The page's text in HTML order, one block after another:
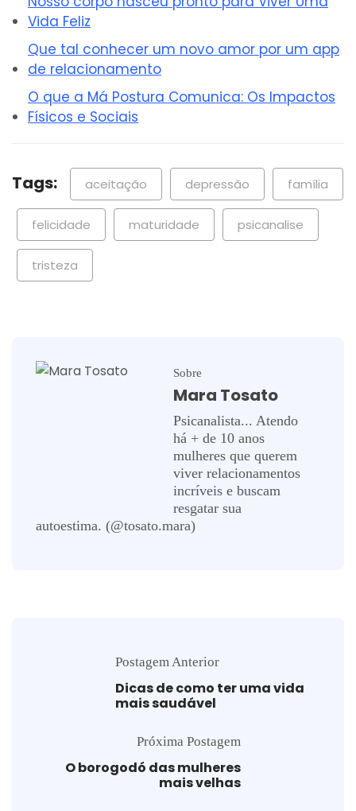
Vida Feliz
Que tal conhecer um novo amor por um app
de relacionamento
O que a Má Postura Comunica: Os Impactos
Físicos e Sociais
Tags: aceitação depressão família
felicidade maturidade psicanalise
tristeza
Sobre
Mara Tosato
Psicanalista... Atendo
há + de 10 anos
mulheres que querem
viver relacionamentos
incríveis e buscam
resgatar sua
autoestima. (@tosato.mara)
Postagem Anterior
Dicas de como ter uma vida
mais saudável
Próxima Postagem
O borogodó das mulheres
mais velhas